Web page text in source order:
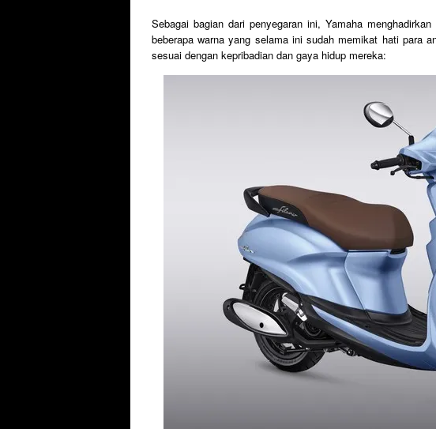
Sebagai bagian dari penyegaran ini, Yamaha
beberapa warna yang selama ini sudah memikat hati para
sesuai dengan kepribadian dan gaya hidup mereka: